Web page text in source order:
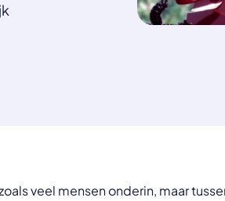
veel mensen onderin, maar